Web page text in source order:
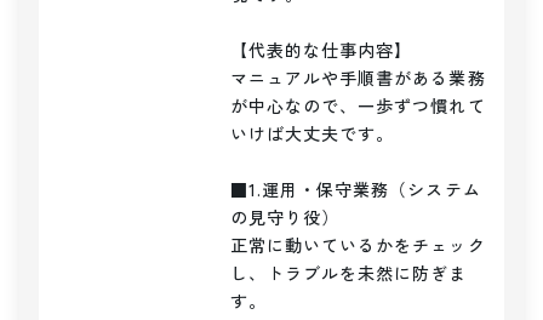
【代表的な仕事内容】
マニュアルや手順書がある業務
が中心なので、一歩ずつ慣れて
いけば大丈夫です。
■1.運用・保守業務（システム
の見守り役）
正常に動いているかをチェック
し、トラブルを未然に防ぎま
す。